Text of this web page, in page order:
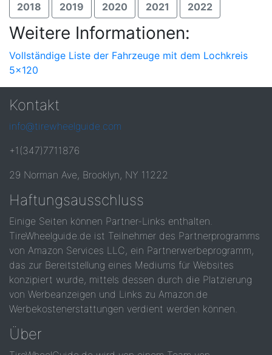
2018 2019 2020 2021 2022
Weitere Informationen:
Vollständige Liste der Fahrzeuge mit dem Lochkreis
5x120
Kontakt
info@tirewheelguide.com
+1(347)7711876
29 Norman Ave, Brooklyn, NY 11222
Haftungsausschluss
Einige Seiten können Partner-Links enthalten.
TireWheelguide.de ist Teilnehmer des Partnerprogramms
von Amazon Services LLC, ein Partnerwerbeprogramm,
das zur Bereitstellung eines Mediums für Websites
konzipiert wurde, mittels dessen durch die Platzierung
von Werbeanzeigen und Links zu Amazon.de
Werbekostenerstattungen verdient werden können.
Über